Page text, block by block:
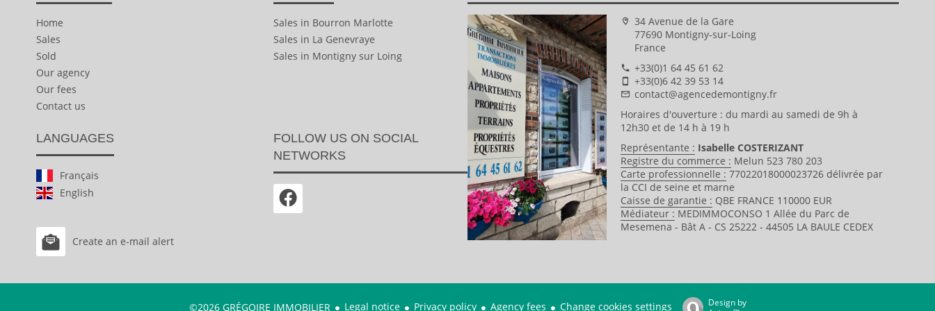
Home
Sales
Sold
Our agency
Our fees
Contact us
Sales in Bourron Marlotte
Sales in La Genevraye
Sales in Montigny sur Loing
LANGUAGES
Français
English
FOLLOW US ON SOCIAL
NETWORKS
Create an e-mail alert
34 Avenue de la Gare
77690 Montigny-sur-Loing
France
+33(0)1 64 45 61 62
+33(0)6 42 39 53 14
contact@agencedemontigny.fr
Horaires d'ouverture : du mardi au samedi de 9h à
12h30 et de 14 h à 19 h
Représentante : Isabelle COSTERIZANT
Registre du commerce : Melun 523 780 203
Carte professionnelle : 77022018000023726 délivrée par
la CCI de seine et marne
Caisse de garantie : QBE FRANCE 110000 EUR
Médiateur : MEDIMMOCONSO 1 Allée du Parc de
Mesemena - Bât A - CS 25222 - 44505 LA BAULE CEDEX
©2026 GRÉGOIRE IMMOBILIER Legal notice Privacy policy Agency fees Change cookies settings
Design by